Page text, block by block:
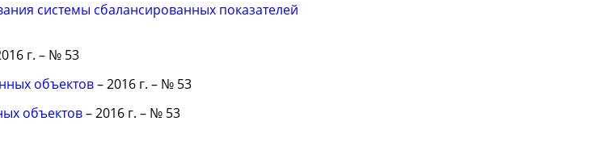
системы сбалансированных показателей
г. – № 53
объектов– 2016 г. – № 53
объектов– 2016 г. – № 53